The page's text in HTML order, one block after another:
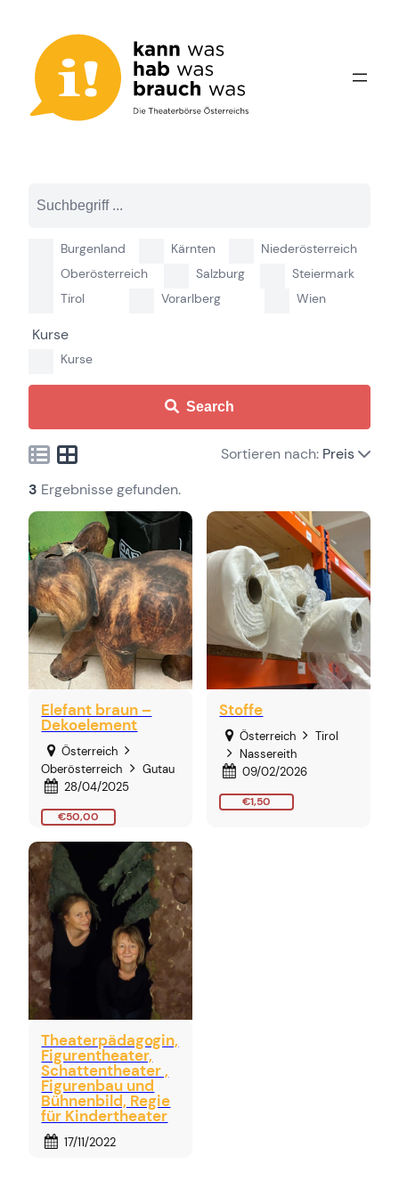
springen
Burgenland Kärnten
Niederösterreich
Oberösterreich
Salzburg
Steiermark
Tirol
Vorarlberg Wien
Kurse
Kurse
Search
Sortieren nach: Preis
3 Ergebnisse gefunden.
Elefant braun –
Dekoelement
Österreich
Oberösterreich
Gutau
28/04/2025
€50,00
Stoffe
Österreich
Tirol
Nassereith
09/02/2026
€1,50
Theaterpädagogin,
Figurentheater,
Schattentheater ,
Figurenbau und
Bühnenbild, Regie
für Kindertheater
17/11/2022